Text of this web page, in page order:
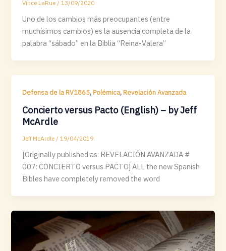
Vince LaRue /13/09/2020
Uno de los cambios más preocupantes (entre
muchísimos cambios) es la ausencia completa de la
palabra “sábado” en la Biblia “Reina-Valera”
Defensa de la RV1865,Polémica,Revelación Avanzada
Concierto versus Pacto (English) – by Jeff
McArdle
Jeff McArdle /19/04/2019
[Originally published as: REVELACIÓN AVANZADA #
007: CONCIERTO versus PACTO] ALL the new Spanish
Bibles have completely removed the word